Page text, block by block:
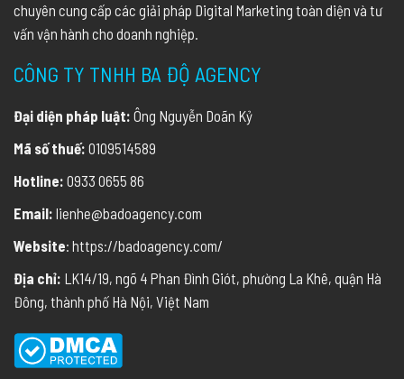
chuyên cung cấp các giải pháp Digital Marketing toàn diện và tư
vấn vận hành cho doanh nghiệp.
CÔNG TY TNHH BA ĐỘ AGENCY
Đại diện pháp luật: Ông Nguyễn Doãn Kỷ
Mã số thuế: 0109514589
Hotline: 0933 0655 86
Email: lienhe@badoagency.com
Website: https://badoagency.com/
Địa chỉ: LK14/19, ngõ 4 Phan Đình Giót, phường La Khê, quận Hà
Đông, thành phố Hà Nội, Việt Nam